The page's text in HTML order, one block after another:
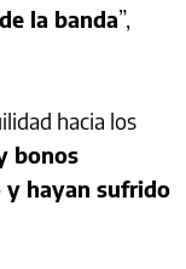
la banda”,
hacia los
bonos
y hayan sufrido